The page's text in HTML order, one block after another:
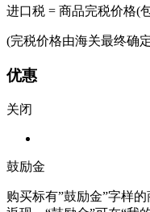
进口税 = 商品完税价格(
(完税价格由海关最终确
优惠
关闭
鼓励金
购买标有”鼓励金”字样